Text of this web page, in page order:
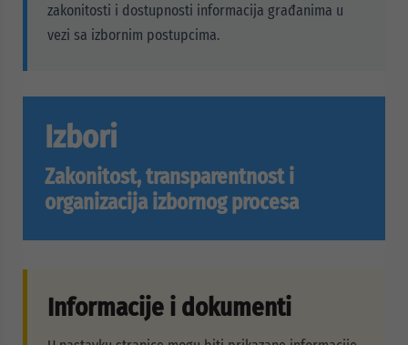
zakonitosti i dostupnosti informacija građanima u
vezi sa izbornim postupcima.
Izbori
Zakonitost, transparentnost i
organizacija izbornog procesa
Informacije i dokumenti